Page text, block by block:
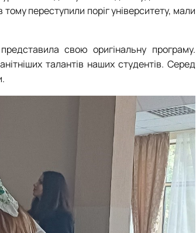
переступили поріг університету, мали
свою оригінальну програму.
талантів наших студентів. Серед